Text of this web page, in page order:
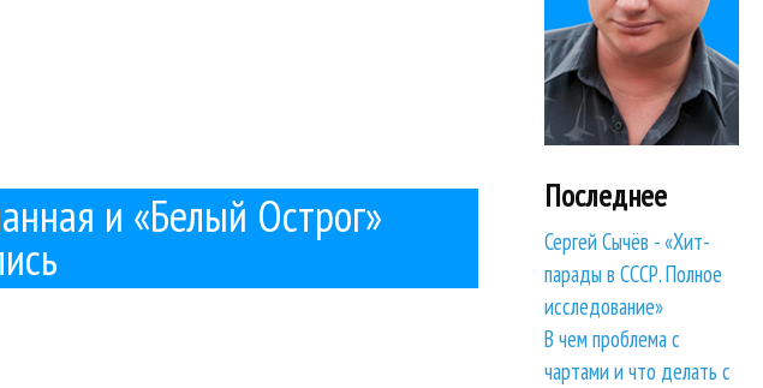
и «Белый Острог» Последнее
Сергей Сычёв - «Хит-
парады в СССР. Полное
исследование»
В чем проблема с
чартами и что делать с